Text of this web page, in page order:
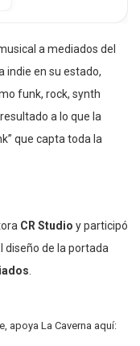
a mediados del
indie en su estado,
funk, rock, synth
a lo que la
que capta toda la
CR Studio y participó
diseño de la portada
apoya La Caverna aquí: